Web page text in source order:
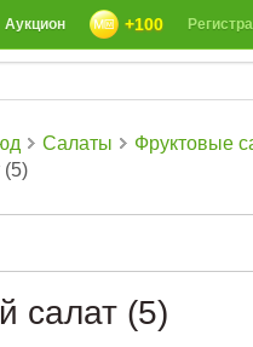
+100
Аукцион
Салаты
Фруктовые
(5)
салат (5)